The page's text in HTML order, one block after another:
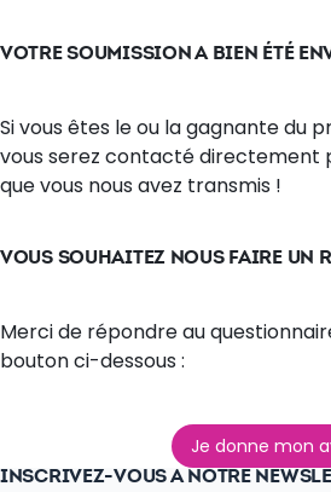
VOTRE SOUMISSION A BIEN ÉTÉ
Si vous êtes le ou la gagnante du
vous serez contacté directement
que vous nous avez transmis !
VOUS SOUHAITEZ NOUS FAIRE UN
Merci de répondre au
bouton ci-dessous :
Je donne mon
INSCRIVEZ-VOUS À NOTRE